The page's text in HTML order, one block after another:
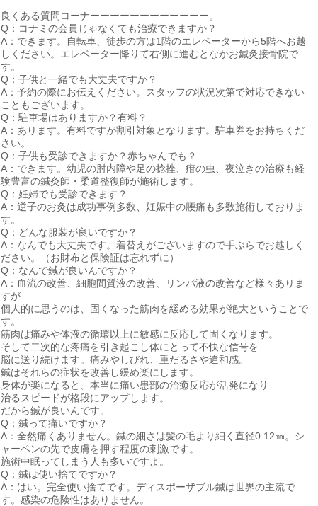
良くある質問コーナーーーーーーーーーーーー。
Q：コナミの会員じゃなくても治療できますか？
A：できます。自転車、徒歩の方は1階のエレベーターから5階へお越
しください。エレベーター降りて右側に進むとなかお鍼灸接骨院で
す。
Q：子供と一緒でも大丈夫ですか？
A：予約の際にお伝えください。スタッフの状況次第で対応できない
こともございます。
Q：駐車場はありますか？有料？
A：あります。有料ですが割引対象となります。駐車券をお持ちくだ
さい。
Q：子供も受診できますか？赤ちゃんでも？
A：できます。幼児の肘内障や足の捻挫、疳の虫、夜泣きの治療も経
験豊富の鍼灸師・柔道整復師が施術します。
Q：妊婦でも受診できます？
A：逆子のお灸は成功事例多数、妊娠中の腰痛も多数施術しておりま
す。
Q：どんな服装が良いですか？
A：なんでも大丈夫です。着替えがございますので手ぶらでお越しく
ださい。（お財布と保険証は忘れずに）
Q：なんで鍼が良いんですか？
A：血流の改善、細胞間質液の改善、リンパ液の改善など様々ありま
すが
個人的に思うのは、固くなった筋肉を緩める効果が絶大ということで
す。
筋肉は痛みや体液の循環以上に敏感に反応して固くなります。
そして二次的な疼痛を引き起こし体にとって不快な信号を
脳に送り続けます。痛みやしびれ、重だるさや違和感。
鍼はそれらの症状を改善し緩め楽にします。
身体が楽になると、本当に痛い患部の治癒反応が活発になり
治るスピードが格段にアップします。
だから鍼が良いんです。
Q：鍼って痛いですか？
A：全然痛くありません。鍼の細さは髪の毛より細く直径0.12㎜。シ
ャーペンの先で皮膚を押す程度の刺激です。
施術中眠ってしまう人も多いですよ。
Q：鍼は使い捨てですか？
A：はい。完全使い捨てです。ディスポーザブル鍼は世界の主流で
す。感染の危険性はありません。